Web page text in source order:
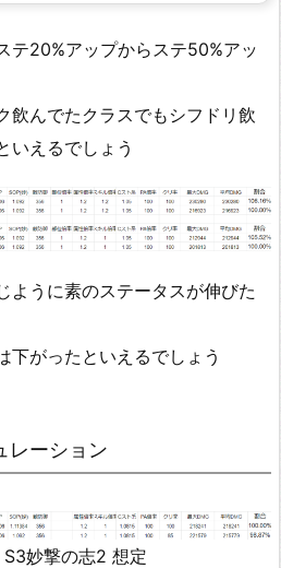
テ20%アップからステ50%アッ
飲んでたクラスでもシフドリ飲
いえるでしょう
ように素のステータスが伸びた
下がったといえるでしょう
レーション
妙撃の志2 想定